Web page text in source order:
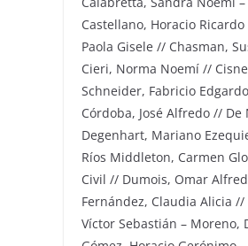
Castellano, Horacio
Paola Gisele // Chasman,
Cieri, Norma Noemí //
Schneider, Fabricio
Córdoba, José Alfredo //
Degenhart, Mariano
Ríos Middleton, Carmen
Civil // Dumois, Omar
Fernández, Claudia Alicia
Víctor Sebastián – Moreno,